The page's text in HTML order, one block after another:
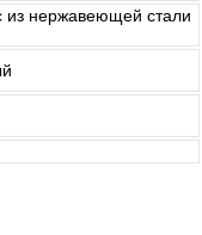
из нержавеющей стали